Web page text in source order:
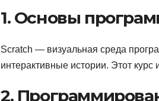
1. Основы
Scratch — визуальная среда
интерактивные истории. Этот курс
2.